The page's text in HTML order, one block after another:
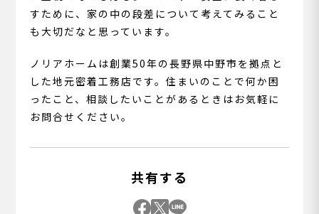
すために、家の中の段差について考えてみること
も大切だなと思っています。
ノリアホームは創業50年の長野県中野市を拠点と
した地元密着工務店です。住まいのことで何か困
ったこと、相談したいことがあるときはお気軽に
お問合せください。
共有する